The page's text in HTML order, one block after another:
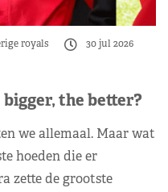
royals
30 jul 2026
the better?
we allemaal. Maar wat
hoeden die er
zette de grootste